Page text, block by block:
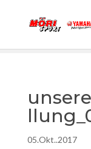
05.Okt..2017